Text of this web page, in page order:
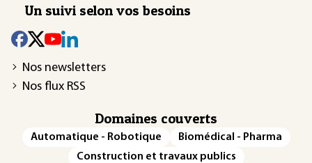
Un suivi selon vos besoins
Nos newsletters
Nos flux RSS
Domaines couverts
Automatique - Robotique
Biomédical - Pharma
Construction et travaux publics